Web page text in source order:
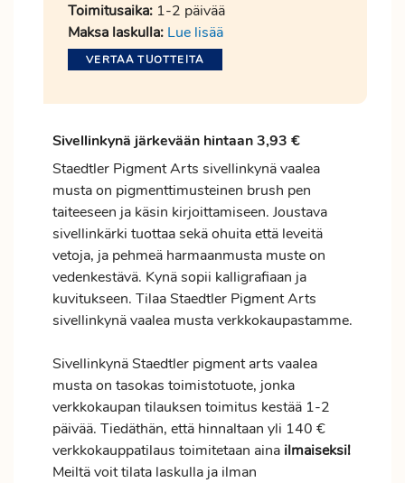
Toimitusaika: 1-2 päivää
Maksa laskulla: Lue lisää
VERTAA TUOTTEITA
Sivellinkynä järkevään hintaan 3,93 €
Staedtler Pigment Arts sivellinkynä vaalea
musta on pigmenttimusteinen brush pen
taiteeseen ja käsin kirjoittamiseen. Joustava
sivellinkärki tuottaa sekä ohuita että leveitä
vetoja, ja pehmeä harmaanmusta muste on
vedenkestävä. Kynä sopii kalligrafiaan ja
kuvitukseen. Tilaa Staedtler Pigment Arts
sivellinkynä vaalea musta verkkokaupastamme.
Sivellinkynä Staedtler pigment arts vaalea
musta on tasokas toimistotuote, jonka
verkkokaupan tilauksen toimitus kestää 1-2
päivää. Tiedäthän, että hinnaltaan yli 140 €
verkkokauppatilaus toimitetaan aina ilmaiseksi!
Meiltä voit tilata laskulla ja ilman